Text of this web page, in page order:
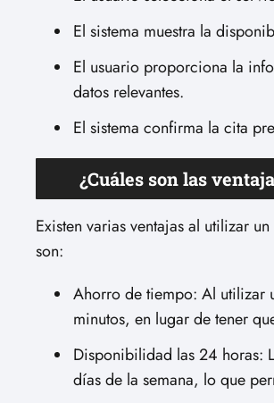
El sistema muestra la
El usuario proporciona la
datos relevantes.
El sistema confirma la cita
¿Cuáles son las
Existen varias ventajas al utilizar
son:
Ahorro de tiempo: Al utilizar
minutos, en lugar de tener
Disponibilidad las 24 horas:
días de la semana, lo que